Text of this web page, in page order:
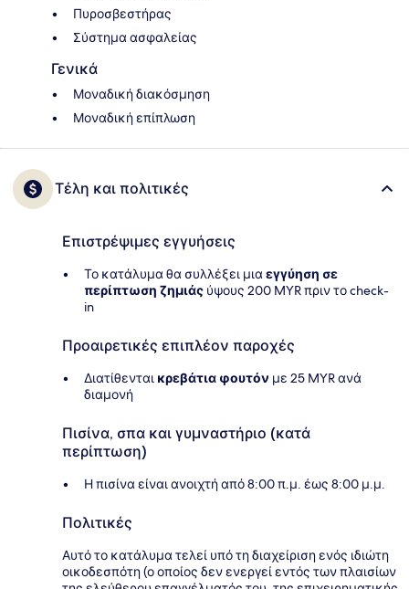
Πυροσβεστήρας
Σύστημα ασφαλείας
Γενικά
Μοναδική διακόσμηση
Μοναδική επίπλωση
Τέλη και πολιτικές
Επιστρέψιμες εγγυήσεις
Το κατάλυμα θα συλλέξει μιαεγγύηση σε
περίπτωση ζημιάς ύψους 200 MYR πριν το check-
in
Προαιρετικές επιπλέον παροχές
Διατίθενται κρεβάτια φουτόν με 25 MYR ανά
διαμονή
Πισίνα, σπα και γυμναστήριο (κατά
περίπτωση)
Η πισίνα είναι ανοιχτή από 8:00 π.μ. έως 8:00 μ.μ.
Πολιτικές
Αυτό το κατάλυμα τελεί υπό τη διαχείριση ενός ιδιώτη
οικοδεσπότη (ο οποίος δεν ενεργεί εντός των πλαισίων